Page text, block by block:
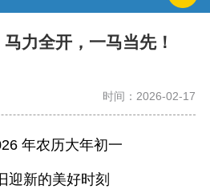
力全开，一马当先！
时间：2026-02-17
年农历大年初一
迎新的美好时刻